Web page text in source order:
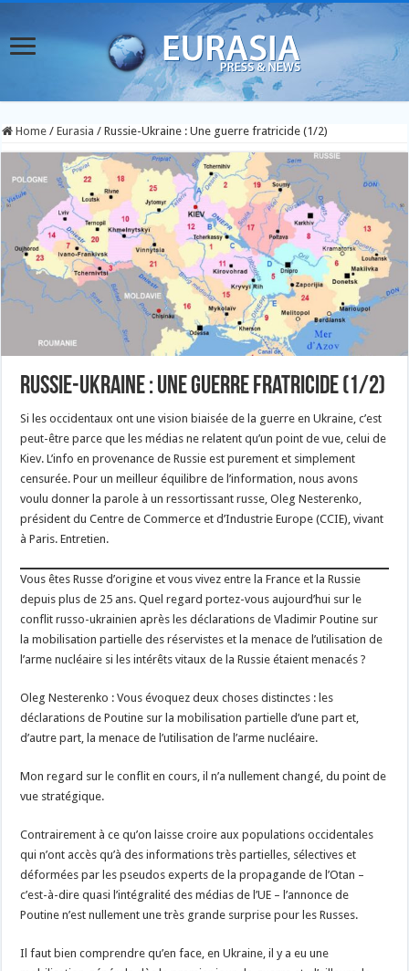
Home / Eurasia / Russie-Ukraine : Une guerre fratricide (1/2)
Russie-Ukraine : Une guerre fratricide (1/2)
Si les occidentaux ont une vision biaisée de la guerre en Ukraine, c’est
peut-être parce que les médias ne relatent qu’un point de vue, celui de
Kiev. L’info en provenance de Russie est purement et simplement
censurée. Pour un meilleur équilibre de l’information, nous avons
voulu donner la parole à un ressortissant russe, Oleg Nesterenko,
président du Centre de Commerce et d’Industrie Europe (CCIE), vivant
à Paris. Entretien.
Vous êtes Russe d’origine et vous vivez entre la France et la Russie
depuis plus de 25 ans. Quel regard portez-vous aujourd’hui sur le
conflit russo-ukrainien après les déclarations de Vladimir Poutine sur
la mobilisation partielle des réservistes et la menace de l’utilisation de
l’arme nucléaire si les intérêts vitaux de la Russie étaient menacés ?
Oleg Nesterenko : Vous évoquez deux choses distinctes : les
déclarations de Poutine sur la mobilisation partielle d’une part et,
d’autre part, la menace de l’utilisation de l’arme nucléaire.
Mon regard sur le conflit en cours, il n’a nullement changé, du point de
vue stratégique.
Contrairement à ce qu’on laisse croire aux populations occidentales
qui n’ont accès qu’à des informations très partielles, sélectives et
déformées par les pseudos experts de la propagande de l’Otan –
c’est-à-dire quasi l’intégralité des médias de l’UE – l’annonce de
Poutine n’est nullement une très grande surprise pour les Russes.
Il faut bien comprendre qu’en face, en Ukraine, il y a eu une